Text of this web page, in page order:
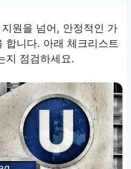
원을 넘어, 안정적인 가
합니다. 아래 체크리스트
지 점검하세요.